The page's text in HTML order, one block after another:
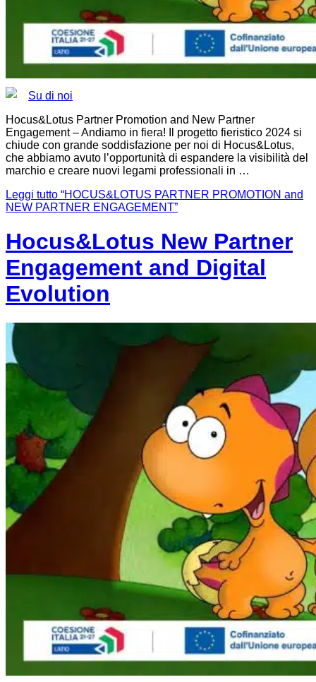
Su di noi
Hocus&Lotus Partner Promotion and New Partner
Engagement – Andiamo in fiera! Il progetto fieristico 2024 si
chiude con grande soddisfazione per noi di Hocus&Lotus,
che abbiamo avuto l’opportunità di espandere la visibilità del
marchio e creare nuovi legami professionali in …
Leggi tutto “HOCUS&LOTUS PARTNER PROMOTION and
NEW PARTNER ENGAGEMENT”
Hocus&Lotus New Partner
Engagement and Digital
Evolution